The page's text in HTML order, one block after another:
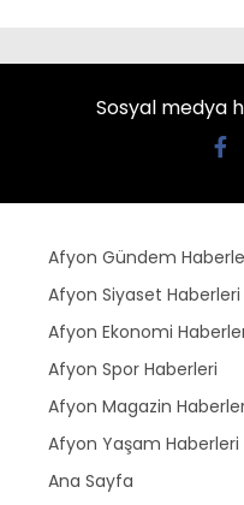
Sosyal medya
Afyon Gündem
Afyon Siyaset Haberleri
Afyon Ekonomi
Afyon Spor Haberleri
Afyon Magazin
Afyon Yaşam Haberleri
Ana Sayfa